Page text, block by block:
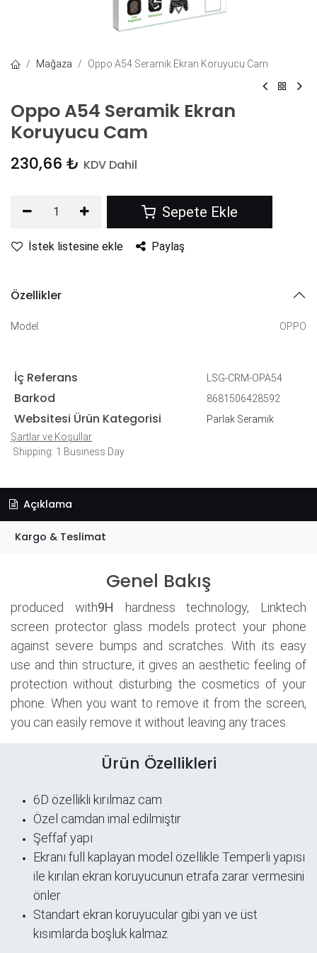
Mağaza Oppo A54 Seramik Ekran Koruyucu Cam
Oppo A54 Seramik Ekran
Koruyucu Cam
230,66 ₺ KDV Dahil
Sepete Ekle
İstek listesine ekle Paylaş
Özellikler
Model OPPO
İç Referans LSG-CRM-OPA54
Barkod 8681506428592
Websitesi Ürün Kategorisi
Parlak Seramik
Şartlar ve Koşullar
Shipping: 1 Business Day
Açıklama
Kargo & Teslimat
Genel Bakış
produced with9H hardness technology, Linktech
screen protector glass models protect your phone
against severe bumps and scratches. With its easy
use and thin structure, it gives an aesthetic feeling of
protection without disturbing the cosmetics of your
phone. When you want to remove it from the screen,
you can easily remove it without leaving any traces.
Ürün Özellikleri
6D özellikli kırılmaz cam
Özel camdan imal edilmiştir
Şeffaf yapı
​Ekranı full kaplayan model özellikle Temperli yapısı
ile kırılan ekran koruyucunun etrafa zarar vermesini
önler
Standart ekran koruyucular gibi yan ve üst
kısımlarda boşluk kalmaz